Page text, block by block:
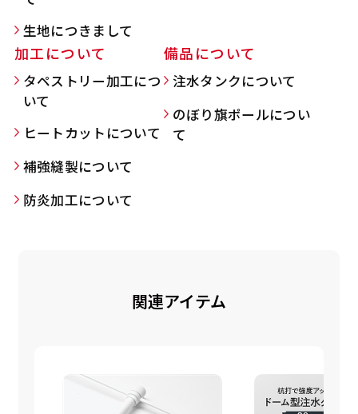
生地につきまして
加工について
タペストリー加工につ
いて
ヒートカットについて
補強縫製について
防炎加工について
備品について
注水タンクについて
のぼり旗ポールについ
て
関連アイテム
Aバナー(60x180)
Aバナーは三角の形状を利用することでA面B面2
種のデザインを楽しむことができます。前からも
後ろからもアピールができる両面対応のバナーで
自由入力(180x60以内)
お好みのサイズで縦幕・横幕の作成が可能です。
長辺が180cm以内、短辺が60cm以内であれば自
由なサイズを指定下さい！
レギュラーのれん
(180x50)